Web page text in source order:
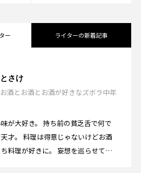
ー ライターの新着記事
とさけ
お酒とお酒とお酒が好きなズボラ中年
が大好き。 持ち前の貧乏舌で何で
才。 料理は得意じゃないけどお酒
料理が好きに。 妄想を巡らせて人
比寿本店」東京都目黒
地鶏のもも焼きとたたき